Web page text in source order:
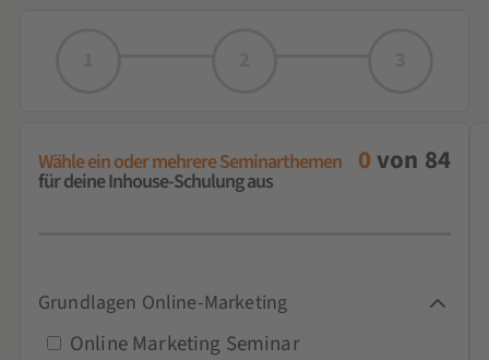
Wähle ein oder mehrere Seminarthemen
für deine Inhouse-Schulung aus
0von 84
Grundlagen Online-Marketing
Online Marketing Seminar